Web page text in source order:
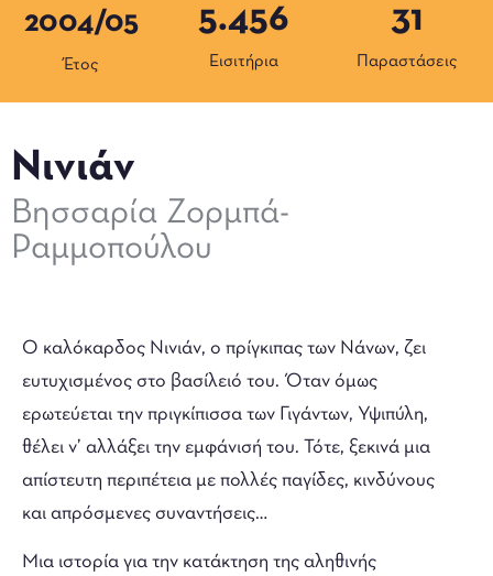
2004/05
Έτος Εισιτήρια
5.456
Παραστάσεις
31
Νινιάν
Βησσαρία Ζορμπά-
Ραμμοπούλου
Ο καλόκαρδος Νινιάν, ο πρίγκιπας των Νάνων, ζει
ευτυχισμένος στο βασίλειό του. Όταν όμως
ερωτεύεται την πριγκίπισσα των Γιγάντων, Υψιπύλη,
θέλει ν’ αλλάξει την εμφάνισή του. Τότε, ξεκινά μια
απίστευτη περιπέτεια με πολλές παγίδες, κινδύνους
και απρόσμενες συναντήσεις…
Μια ιστορία για την κατάκτηση της αληθινής